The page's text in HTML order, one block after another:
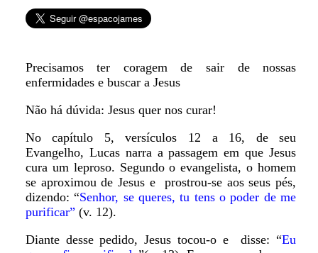
Precisamos ter coragem de sair de nossas
enfermidades e buscar a Jesus
Não há dúvida: Jesus quer nos curar!
No capítulo 5, versículos 12 a 16, de seu
Evangelho, Lucas narra a passagem em que Jesus
cura um leproso. Segundo o evangelista, o homem
se aproximou de Jesus e prostrou-se aos seus pés,
dizendo: “Senhor, se queres, tu tens o poder de me
purificar” (v. 12).
Diante desse pedido, Jesus tocou-o e disse: “Eu